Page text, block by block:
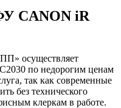
CANON iR
осуществляет
по недорогим ценам
так как современные
без технического
клеркам в работе.